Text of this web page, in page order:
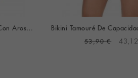
Bikini Tamouré De Capacidad Con Aros Y Braguita Bikini (Beige Estampado Floral)
53,90 €